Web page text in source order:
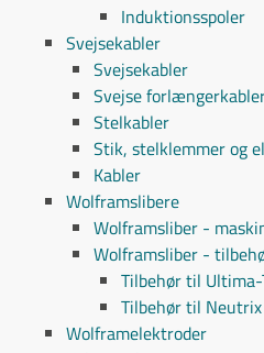
Induktionsspoler
Svejsekabler
Svejsekabler
Svejse
Stelkabler
Stik, stelklemmer og
Kabler
Wolframslibere
Wolframsliber -
Wolframsliber -
Tilbehør til Ultima-
Tilbehør til Neutrix
Wolframelektroder